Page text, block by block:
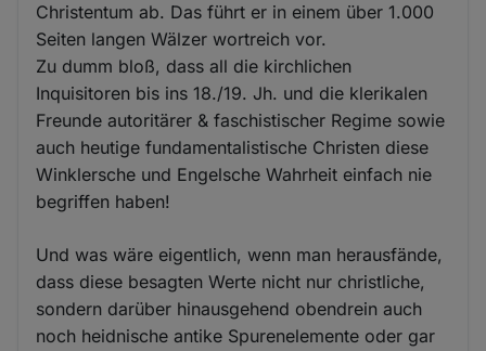
Christentum ab. Das führt er in einem über 1.000
Seiten langen Wälzer wortreich vor.
Zu dumm bloß, dass all die kirchlichen
Inquisitoren bis ins 18./19. Jh. und die klerikalen
Freunde autoritärer & faschistischer Regime sowie
auch heutige fundamentalistische Christen diese
Winklersche und Engelsche Wahrheit einfach nie
begriffen haben!
Und was wäre eigentlich, wenn man herausfände,
dass diese besagten Werte nicht nur christliche,
sondern darüber hinausgehend obendrein auch
noch heidnische antike Spurenelemente oder gar